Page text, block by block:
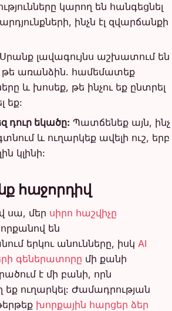
կարող են հանգեցնել
ինչն էլ զվարճանքի
Սրանք լավագույնս աշխատում են
թե առանձին. համեմատեք
և խոսեք, թե ինչու եք ընտրել
եք:
դուր եկածը: Պատճենեք այն, ինչ
և ուղարկեք ավելի ուշ, երբ
կլինի:
հաջորդիվ
սա, մեր սիրո հաշվիչը
են
երկու անունները, իսկ AI
գեներատորը մի քանի
է մի բանի, որն
ուղարկել: Ժամադրության
խորքային հարցեր ձեր